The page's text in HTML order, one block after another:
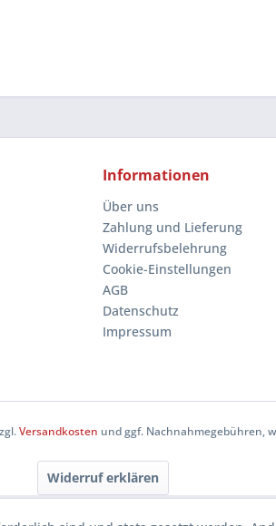
Informationen
Über uns
Zahlung und Lieferung
Widerrufsbelehrung
Cookie-Einstellungen
AGB
Datenschutz
Impressum
Versandkosten und ggf. Nachnahmegebühren,
Widerruf erklären